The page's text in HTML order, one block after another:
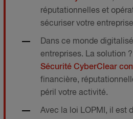
réputationnelles et
sécuriser votre
Dans ce monde
entreprises. La solution
Sécurité CyberClear
financière,
péril votre activité.
Avec la loi LOPMI, il est